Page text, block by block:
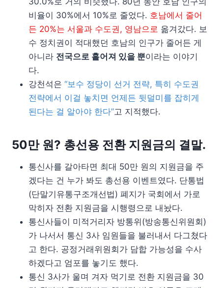
비율이 30%에서 10%로 줄었다. 호남에서 줄어
든 20%는 서울과 수도권, 영남으로 옮겨갔다. 보
수 정치권이 적대했던 호남의 인구가 줄어든 게
아니라 전국으로 흩어져 있을 뿐이라는 이야기
다.
강천석은 “보수 정당이 선거 전략, 특히 수도권
전략에서 이걸 놓치면 언제든 뒷덜미를 잡히게
된다는 걸 알아야 한다”고 지적했다.
50만 원? 총선용 전환 지원금의 결말.
통신사를 갈아타면 최대 50만 원의 지원금을 주
겠다는 건 누가 봐도 총선용 이벤트였다. 단통법
(단말기유통구조개선법) 폐지가 국회에서 가로
막히자 전환 지원금을 시행령으로 내놨다.
통신사들이 미적거리자 방통위(방송통신위원회)
가 나서서 통신 3사 임원들을 불러내서 다그쳤다
고 한다. 공정거래위원회가 담합 가능성을 수사
하겠다고 엄포를 놓기도 했다.
통신 3사가 울며 겨자 먹기로 전환 지원금을 30